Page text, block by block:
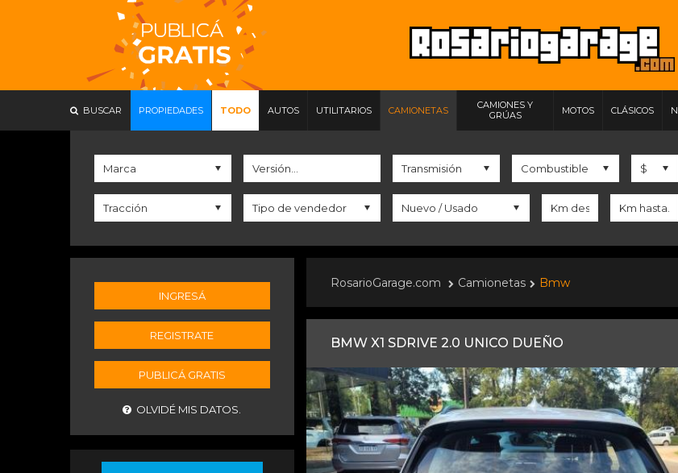
BUSCAR PROPIEDADES TODO AUTOS UTILITARIOS CAMIONETAS
CAMIONES Y
GRÚAS
MOTOS CLÁSICOS
INGRESÁ
REGISTRATE
PUBLICÁ GRATIS
OLVIDÉ MIS DATOS.
RosarioGarage.com Camionetas Bmw
BMW X1 SDRIVE 2.0 UNICO DUEÑO